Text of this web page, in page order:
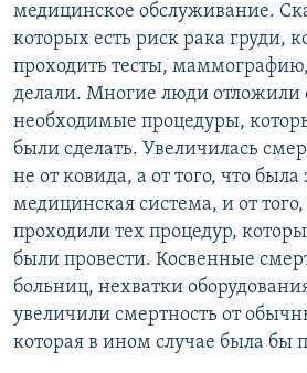
медицинское обслуживание.
которых есть риск рака груди,
проходить тесты,
делали. Многие люди отложили
необходимые процедуры,
были сделать. Увеличилась
не от ковида, а от того, что была
медицинская система, и от
проходили тех процедур,
были провести. Косвенные
больниц, нехватки
увеличили смертность от
которая в ином случае была бы